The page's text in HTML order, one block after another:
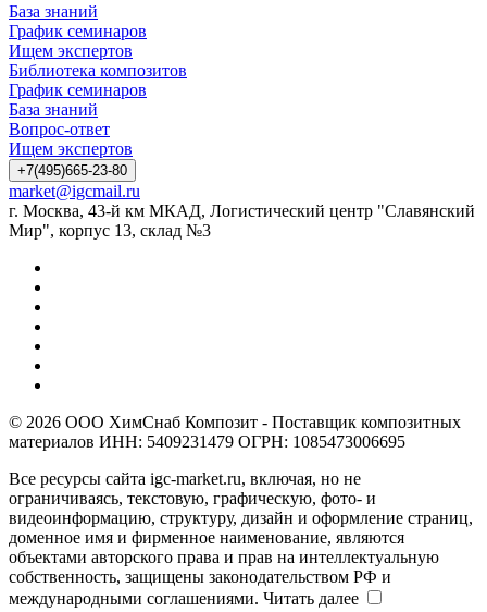
База знаний
График семинаров
Ищем экспертов
Библиотека композитов
График семинаров
База знаний
Вопрос-ответ
Ищем экспертов
+7(495)665-23-80
market@igcmail.ru
г. Москва, 43-й км МКАД, Логистический центр "Славянский
Мир", корпус 13, склад №3
© 2026 ООО ХимСнаб Композит - Поставщик композитных
материалов ИНН: 5409231479 ОГРН: 1085473006695
Все ресурсы сайта igc-market.ru, включая, но не
ограничиваясь, текстовую, графическую, фото- и
видеоинформацию, структуру, дизайн и оформление страниц,
доменное имя и фирменное наименование, являются
объектами авторского права и прав на интеллектуальную
собственность, защищены законодательством РФ и
международными соглашениями. Читать далее